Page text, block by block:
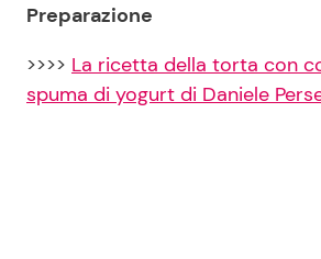
Preparazione
>>>> La ricetta della torta con
spuma di yogurt di Daniele